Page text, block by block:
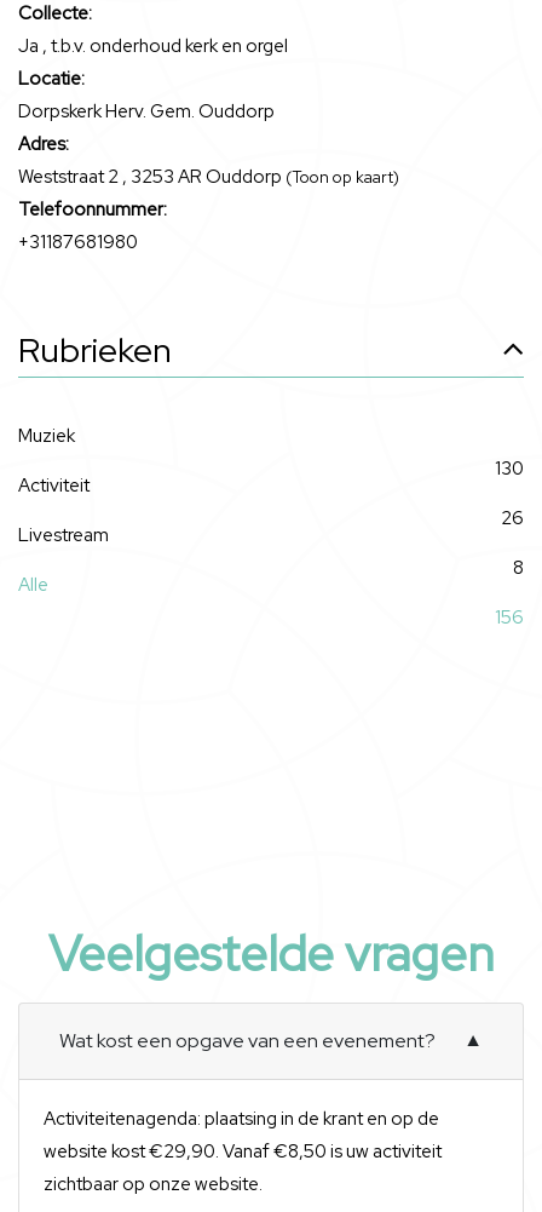
Collecte:
Ja , t.b.v. onderhoud kerk en orgel
Locatie:
Dorpskerk Herv. Gem. Ouddorp
Adres:
Weststraat 2 , 3253 AR Ouddorp (Toon op kaart)
Telefoonnummer:
+31187681980
Rubrieken
Muziek
130
Activiteit
26
Livestream
8
Alle
156
Veelgestelde vragen
Wat kost een opgave van een evenement? ▼
Activiteitenagenda: plaatsing in de krant en op de
website kost €29,90. Vanaf €8,50 is uw activiteit
zichtbaar op onze website.